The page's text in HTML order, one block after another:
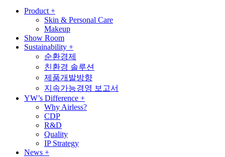
Product +
Skin & Personal Care
Makeup
Show Room
Sustainability +
순환경제
친환경 솔루션
제품개발방향
지속가능경영 보고서
YW’s Difference +
Why Airless?
CDP
R&D
Quality
IP Strategy
News +